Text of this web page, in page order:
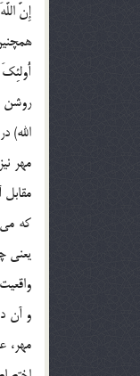
إِنَّ اللَّهَ
أُولئِکَ الَّذِينَ
روشن
الله)
مهر
که
يعني
و آن
مهر،